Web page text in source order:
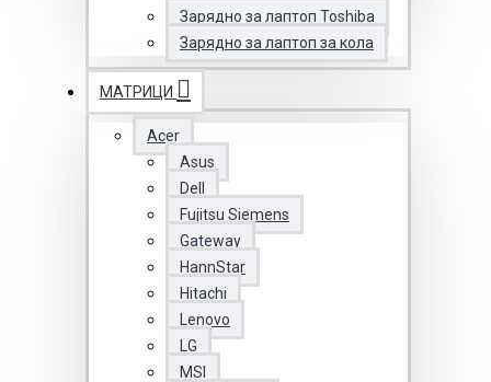
Зарядно за лаптоп Toshiba
Зарядно за лаптоп за кола
МАТРИЦИ
Acer
Asus
Dell
Fujitsu Siemens
Gateway
HannStar
Hitachi
Lenovo
LG
MSI